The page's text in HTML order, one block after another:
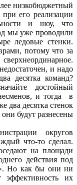
низкобюджетный
его реализации
и шоу, что
мы уже проводили
ледовые стенки.
потому что за
и надо
десятка команд?
достойный
и тогда в
два десятка стенок
будут разнесены
округов
что-то сделал.
на площади
действия под
Но как бы они ни
эффективность их